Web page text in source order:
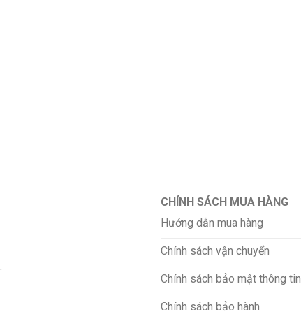
CHÍNH SÁCH MUA HÀNG
Hướng dẫn mua hàng
Chính sách vận chuyển
Chính sách bảo mật thông tin
Chính sách bảo hành